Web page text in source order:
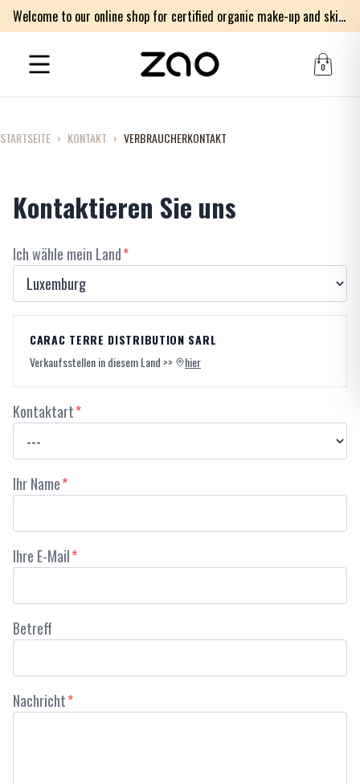
Welcome to our online shop for certified organic make-up and skincare products.
0
STARTSEITE › KONTAKT › VERBRAUCHERKONTAKT
Kontaktieren Sie uns
Ich wähle mein Land*
CARAC TERRE DISTRIBUTION SARL
Verkaufsstellen in diesem Land >> hier
Kontaktart*
Ihr Name*
Ihre E-Mail*
Betreff
Nachricht*